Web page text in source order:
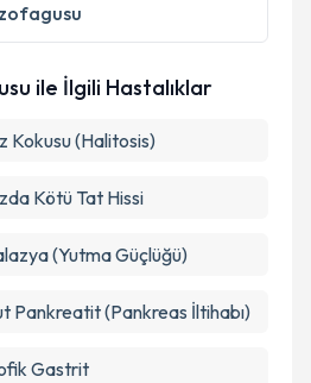
ile İlgili Hastalıklar
Kokusu (Halitosis)
Kötü Tat Hissi
(Yutma Güçlüğü)
Pankreatit (Pankreas İltihabı)
Gastrit